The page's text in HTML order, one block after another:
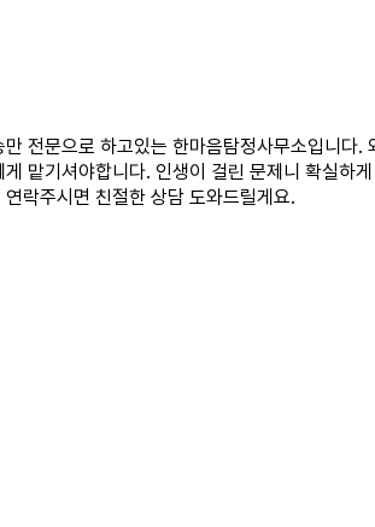
전문으로 하고있는 한마음탐정사무소입니다.
맡기셔야합니다. 인생이 걸린 문제니 확실하
락주시면 친절한 상담 도와드릴게요.